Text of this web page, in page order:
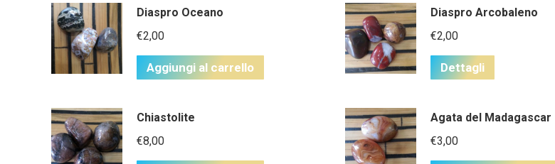
Diaspro Oceano
€2,00
Aggiungi al carrello
Diaspro Arcobaleno
€2,00
Dettagli
Chiastolite
€8,00
Agata del Madagascar
€3,00